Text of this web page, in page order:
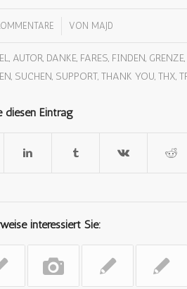
/ VON MAJD
, AUTOR, DANKE, FARES, FINDEN, GRENZE
, SUCHEN, SUPPORT,THANK YOU,THX,
diesen Eintrag
interessiert Sie: